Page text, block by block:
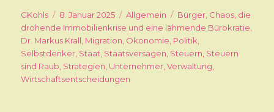
Autor
GKohls
Veröffentlicht
am
8. Januar 2025 Kategorien
Allgemein Schlagwörter
Bürger, Chaos, die
drohende Immobilienkrise und eine lähmende Bürokratie,
Dr. Markus Krall, Migration, Ökonomie, Politik,
Selbstdenker, Staat, Staatsversagen, Steuern, Steuern
sind Raub, Strategien, Unternehmer,Verwaltung,
Wirtschaftsentscheidungen